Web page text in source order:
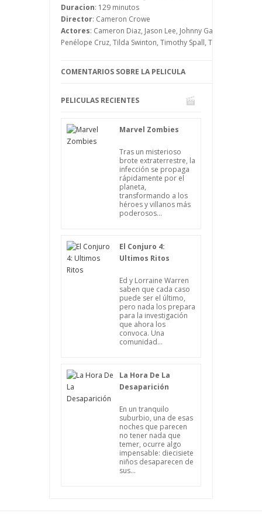
es imposible porque está muerta, por lo
que David piensa que ha perdido el juicio
o que alguien está conspirando contra él.
Duracion: 129 minutos
Director: Cameron Crowe
Actores: Cameron Diaz, Jason Lee, Johnny Galecki, Ken
Penélope Cruz, Tilda Swinton, Timothy Spall, Tom Cruise
COMENTARIOS SOBRE LA PELICULA
PELICULAS RECIENTES
Marvel Zombies
Tras un misterioso
brote extraterrestre, la
infección se propaga
rápidamente por el
planeta,
transformando a los
héroes y villanos más
poderosos...
El Conjuro 4:
Ultimos Ritos
Ed y Lorraine Warren
saben que cada caso
puede ser el último,
pero nada los prepara
para la investigación
que ahora los
convoca. Una
comunidad...
La Hora De La
Desaparición
En un tranquilo
suburbio, una de esas
noches que parecen
no tener nada que
temer, ocurre algo
impensable: diecisiete
niños desaparecen de
sus...